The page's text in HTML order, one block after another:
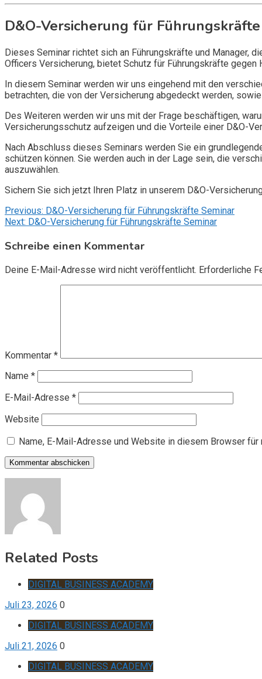
D&O-Versicherung für
Dieses Seminar richtet sich an Führungskräfte und Manager,
Officers Versicherung, bietet Schutz für Führungskräfte
In diesem Seminar werden wir uns eingehend mit den
betrachten, die von der Versicherung abgedeckt werden,
Des Weiteren werden wir uns mit der Frage beschäftigen,
Versicherungsschutz aufzeigen und die Vorteile einer D&O-
Nach Abschluss dieses Seminars werden Sie ein
schützen können. Sie werden auch in der Lage sein, die
auszuwählen.
Sichern Sie sich jetzt Ihren Platz in unserem D&O-
Beitragsnavigation
Previous: D&O-Versicherung für Führungskräfte Seminar
Next: D&O-Versicherung für Führungskräfte Seminar
Schreibe einen Kommentar
Deine E-Mail-Adresse wird nicht veröffentlicht. Erforderliche
Kommentar *
Name *
E-Mail-Adresse *
Website
Name, E-Mail-Adresse und Website in diesem Browser
Related Posts
DIGITAL BUSINESS ACADEMY
Juli 23, 2026 0
DIGITAL BUSINESS ACADEMY
Juli 21, 2026 0
DIGITAL BUSINESS ACADEMY